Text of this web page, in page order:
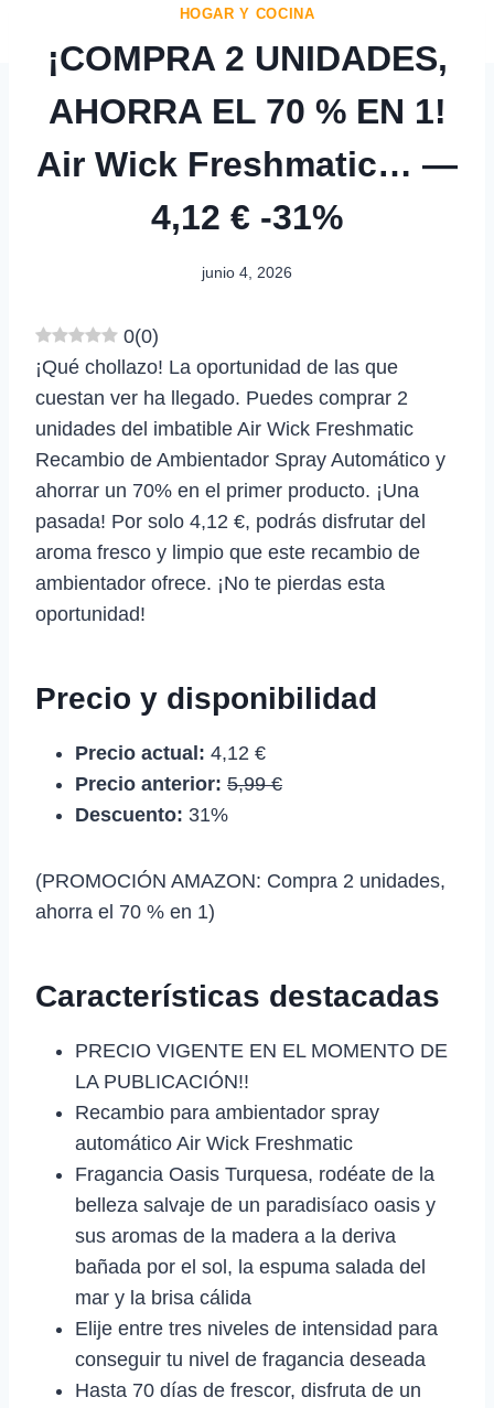
HOGAR Y COCINA
¡COMPRA 2 UNIDADES,
AHORRA EL 70 % EN 1!
Air Wick Freshmatic… —
4,12 € -31%
junio 4, 2026
0(0)
¡Qué chollazo! La oportunidad de las que
cuestan ver ha llegado. Puedes comprar 2
unidades del imbatible Air Wick Freshmatic
Recambio de Ambientador Spray Automático y
ahorrar un 70% en el primer producto. ¡Una
pasada! Por solo 4,12 €, podrás disfrutar del
aroma fresco y limpio que este recambio de
ambientador ofrece. ¡No te pierdas esta
oportunidad!
Precio y disponibilidad
Precio actual: 4,12 €
Precio anterior: 5,99 €
Descuento: 31%
(PROMOCIÓN AMAZON: Compra 2 unidades,
ahorra el 70 % en 1)
Características destacadas
PRECIO VIGENTE EN EL MOMENTO DE
LA PUBLICACIÓN!!
Recambio para ambientador spray
automático Air Wick Freshmatic
Fragancia Oasis Turquesa, rodéate de la
belleza salvaje de un paradisíaco oasis y
sus aromas de la madera a la deriva
bañada por el sol, la espuma salada del
mar y la brisa cálida
Elije entre tres niveles de intensidad para
conseguir tu nivel de fragancia deseada
Hasta 70 días de frescor, disfruta de un